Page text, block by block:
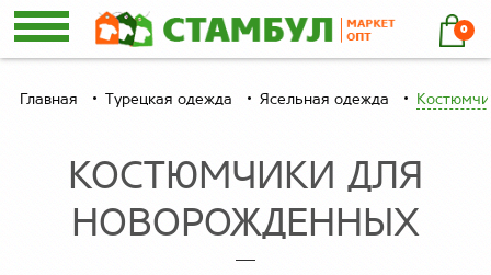
0
Главная Турецкая одежда Ясельная одежда
КОСТЮМЧИКИ ДЛЯ
НОВОРОЖДЕННЫХ